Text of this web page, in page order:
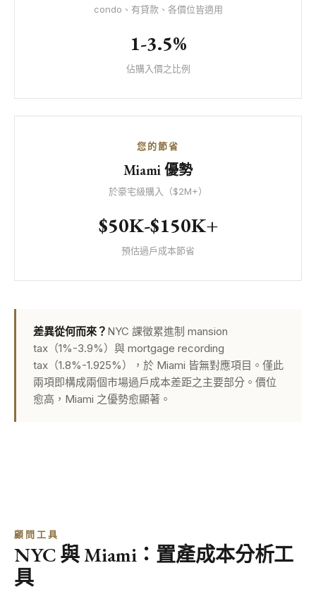
condo、有貸款、各價位皆適用
1-3.5%
佔購入價之比例
您的節省
Miami 優勢
於豪宅級購入（$2M+）
$50K-$150K+
預估過戶成本節省
差異從何而來？ NYC 課徵累進制 mansion
tax（1%-3.9%）與 mortgage recording
tax（1.8%-1.925%），於 Miami 皆無對應項目。僅此
兩項即構成兩個市場過戶成本差距之主要部分。價位
愈高，Miami 之優勢愈顯著。
顧問工具
NYC 與 Miami：置產成本分析工
具